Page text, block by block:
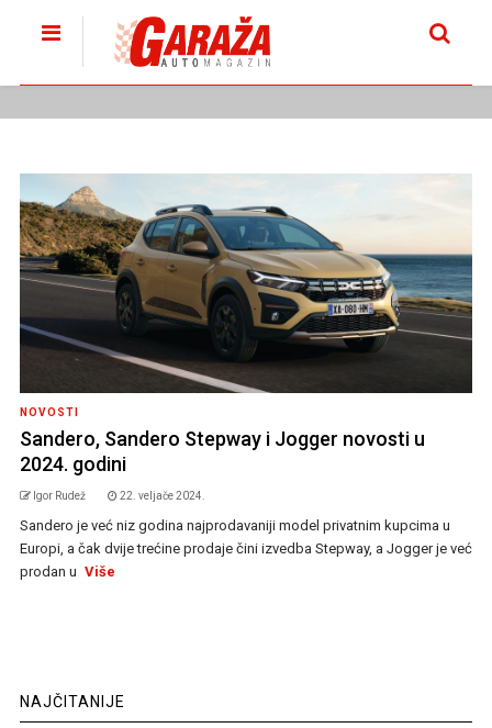
NOVOSTI
Sandero, Sandero Stepway i Jogger novosti u
2024. godini
Igor Rudež 22. veljače 2024.
Sandero je već niz godina najprodavaniji model privatnim kupcima u
Europi, a čak dvije trećine prodaje čini izvedba Stepway, a Jogger je već
prodan u Više
NAJČITANIJE